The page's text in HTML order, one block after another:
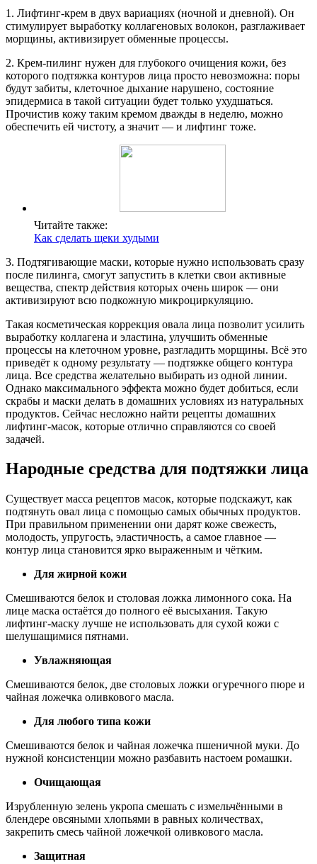
1. Лифтинг-крем в двух вариациях (ночной и дневной). Он
стимулирует выработку коллагеновых волокон, разглаживает
морщины, активизирует обменные процессы.
2. Крем-пилинг нужен для глубокого очищения кожи, без
которого подтяжка контуров лица просто невозможна: поры
будут забиты, клеточное дыхание нарушено, состояние
эпидермиса в такой ситуации будет только ухудшаться.
Прочистив кожу таким кремом дважды в неделю, можно
обеспечить ей чистоту, а значит — и лифтинг тоже.
Читайте также:
Как сделать щеки худыми
3. Подтягивающие маски, которые нужно использовать сразу
после пилинга, смогут запустить в клетки свои активные
вещества, спектр действия которых очень широк — они
активизируют всю подкожную микроциркуляцию.
Такая косметическая коррекция овала лица позволит усилить
выработку коллагена и эластина, улучшить обменные
процессы на клеточном уровне, разгладить морщины. Всё это
приведёт к одному результату — подтяжке общего контура
лица. Все средства желательно выбирать из одной линии.
Однако максимального эффекта можно будет добиться, если
скрабы и маски делать в домашних условиях из натуральных
продуктов. Сейчас несложно найти рецепты домашних
лифтинг-масок, которые отлично справляются со своей
задачей.
Народные средства для подтяжки лица
Существует масса рецептов масок, которые подскажут, как
подтянуть овал лица с помощью самых обычных продуктов.
При правильном применении они дарят коже свежесть,
молодость, упругость, эластичность, а самое главное —
контур лица становится ярко выраженным и чётким.
Для жирной кожи
Смешиваются белок и столовая ложка лимонного сока. На
лице маска остаётся до полного её высыхания. Такую
лифтинг-маску лучше не использовать для сухой кожи с
шелушащимися пятнами.
Увлажняющая
Смешиваются белок, две столовых ложки огуречного пюре и
чайная ложечка оливкового масла.
Для любого типа кожи
Смешиваются белок и чайная ложечка пшеничной муки. До
нужной консистенции можно разбавить настоем ромашки.
Очищающая
Изрубленную зелень укропа смешать с измельчёнными в
блендере овсяными хлопьями в равных количествах,
закрепить смесь чайной ложечкой оливкового масла.
Защитная